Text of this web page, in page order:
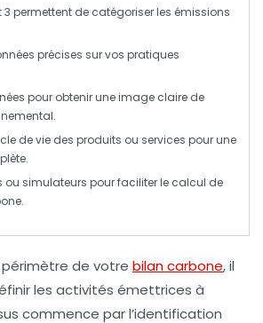
3 permettent de catégoriser les émissions
précises sur vos pratiques
pour obtenir une image claire de
de vie des produits ou services pour une
ou simulateurs pour faciliter le calcul de
.
de votre bilan carbone, il
les activités émettrices à
commence par l’identification